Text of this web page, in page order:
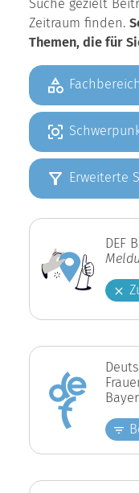
Suche gezielt
Zeitraum finden.
Themen, die für
Fachbereich
Erweiterte
DEF